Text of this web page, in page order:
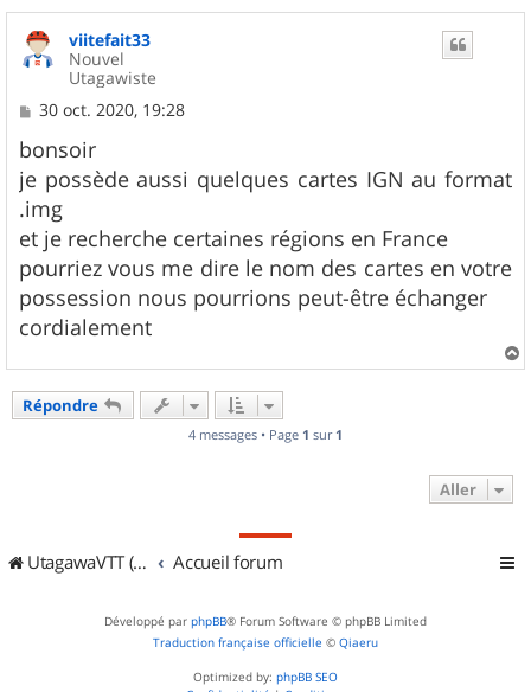
viitefait33
Nouvel
Utagawiste
M
s
s
a
g
e
30 oct. 2020, 19:28
bonsoir
je possède aussi quelques cartes IGN au format
.img
et je recherche certaines régions en France
pourriez vous me dire le nom des cartes en votre
possession nous pourrions peut-être échanger
cordialement
a
Répondre
4 messages • Page 1 sur 1
Aller
UtagawaVTT (Randos VTT et VTTAE avec traces GPS) Accueil forum
Développé par phpBB® Forum Software © phpBB Limited
Traduction française officielle © Qiaeru
Optimized by: phpBB SEO